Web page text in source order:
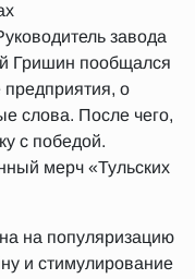
завода
Гришин пообщался
предприятия, о
слова. После чего,
с победой.
мерч «Тульских
на популяризацию
и стимулирование